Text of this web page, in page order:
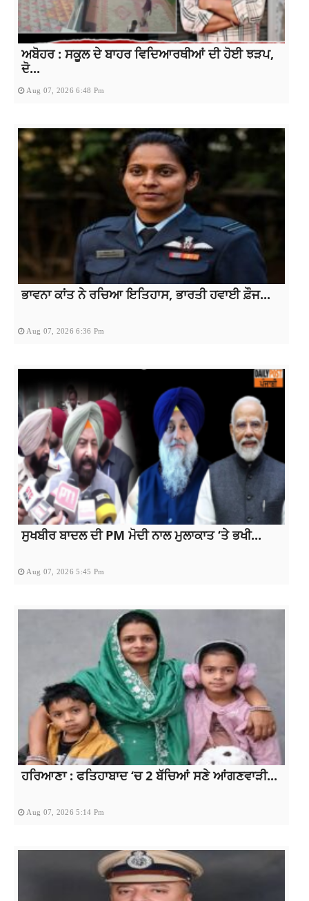
ਅਬੋਹਰ : ਸਕੂਲ ਦੇ ਬਾਹਰ ਵਿਦਿਆਰਥੀਆਂ ਦੀ ਹੋਈ ਝੜਪ,
ਦੋ...
Aug 07, 2026 6:48 Pm
ਭਾਵਨਾ ਕਾਂਤ ਨੇ ਰਚਿਆ ਇਤਿਹਾਸ, ਭਾਰਤੀ ਹਵਾਈ ਫ਼ੌਜ...
Aug 07, 2026 6:36 Pm
ਸੁਖਬੀਰ ਬਾਦਲ ਦੀ PM ਮੋਦੀ ਨਾਲ ਮੁਲਾਕਾਤ ‘ਤੇ ਭਖੀ...
Aug 07, 2026 5:45 Pm
ਹਰਿਆਣਾ : ਫਤਿਹਾਬਾਦ ‘ਚ 2 ਬੱਚਿਆਂ ਸਣੇ ਆਂਗਣਵਾੜੀ...
Aug 07, 2026 5:14 Pm